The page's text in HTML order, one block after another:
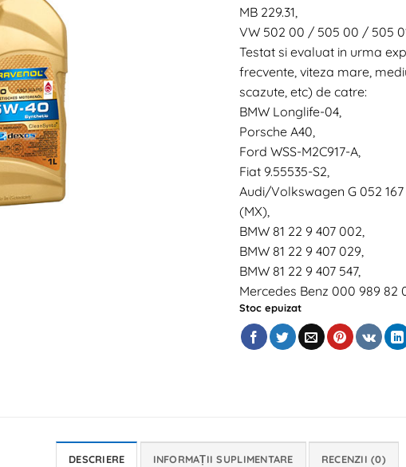
MB 229.31,
VW 502 00 / 505 00 / 505
Testat si evaluat in urma
frecvente, viteza mare,
scazute, etc) de catre:
BMW Longlife-04,
Porsche A40,
Ford WSS-M2C917-A,
Fiat 9.55535-S2,
Audi/Volkswagen G 052 167
(MX),
BMW 81 22 9 407 002,
BMW 81 22 9 407 029,
BMW 81 22 9 407 547,
Mercedes Benz 000 989 82
Stoc epuizat
DESCRIERE INFORMAȚII SUPLIMENTARE RECENZII (0)